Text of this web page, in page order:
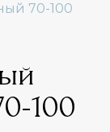
70-100
100